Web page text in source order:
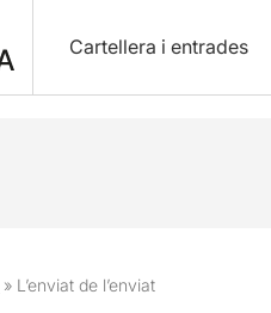
Cartellera i entrades
» L’enviat de l’enviat